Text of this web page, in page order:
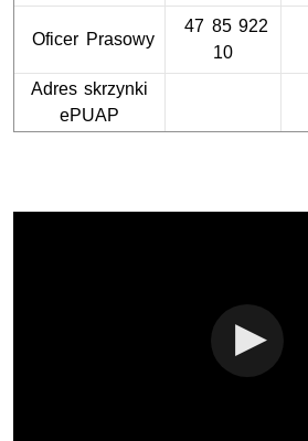
Oficer Prasowy
47 85 922
10
Adres skrzynki
ePUAP